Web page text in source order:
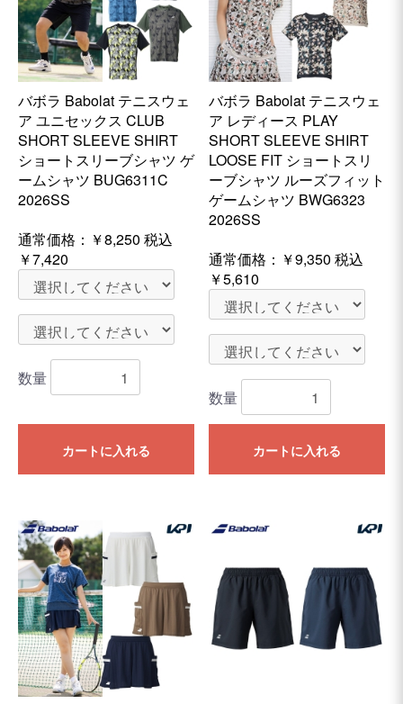
バボラ Babolat テニスウェ
ア ユニセックス CLUB
SHORT SLEEVE SHIRT
ショートスリーブシャツ ゲ
ームシャツ BUG6311C
2026SS
通常価格： ￥8,250 税込
￥7,420
数量
カートに入れる
バボラ Babolat テニスウェ
ア レディース PLAY
SHORT SLEEVE SHIRT
LOOSE FIT ショートスリ
ーブシャツ ルーズフィット
ゲームシャツ BWG6323
2026SS
通常価格： ￥9,350 税込
￥5,610
数量
カートに入れる